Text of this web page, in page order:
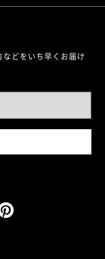
どをいち早くお届け